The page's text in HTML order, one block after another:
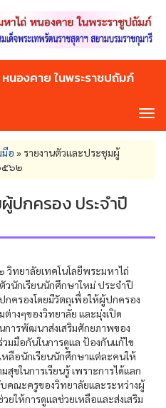
นองคาย ในพระราชปถัมภ์
มือ » รายงานตัวและประชุมผู้
๕๖๒
ปกครอง ประจำปี
ทยาลัยเทคโนโลยีพระมหาไถ่
วนักเรียนนักศึกษาใหม่ ประจำปี
ครองโดยมีวัตถุเพื่อให้ผู้ปกครอง
างๆของวิทยาลัย และมุ่งเปิด
การพัฒนาส่งเสริมศักยภาพของ
มมือกันในการดูแล ป้องกันแก้ไข
ลือนักเรียนนักศึกษาแต่ละคนให้
ขในการเรียนรู้ เพราะการได้แลก
คณะครูของวิทยาลัยและระหว่างผู้
ให้การดูแลช่วยเหลือและส่งเสริม